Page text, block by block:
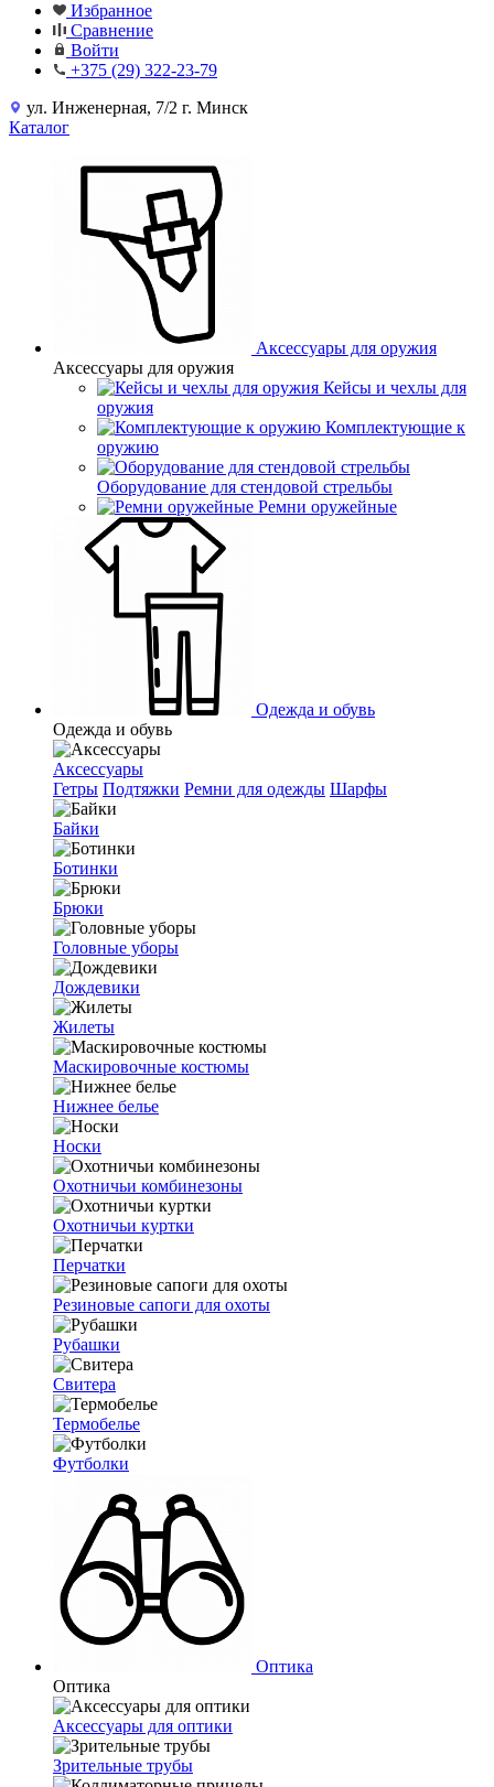
Избранное
Сравнение
Войти
+375 (29) 322-23-79
ул. Инженерная, 7/2 г. Минск
Каталог
Аксессуары для оружия
Аксессуары для оружия
Кейсы и чехлы для
оружия
Комплектующие к
оружию
Оборудование для стендовой стрельбы
Ремни оружейные
Одежда и обувь
Одежда и обувь
Аксессуары
Гетры Подтяжки Ремни для одежды Шарфы
Байки
Ботинки
Брюки
Головные уборы
Дождевики
Жилеты
Маскировочные костюмы
Нижнее белье
Носки
Охотничьи комбинезоны
Охотничьи куртки
Перчатки
Резиновые сапоги для охоты
Рубашки
Свитера
Термобелье
Футболки
Оптика
Оптика
Аксессуары для оптики
Зрительные трубы